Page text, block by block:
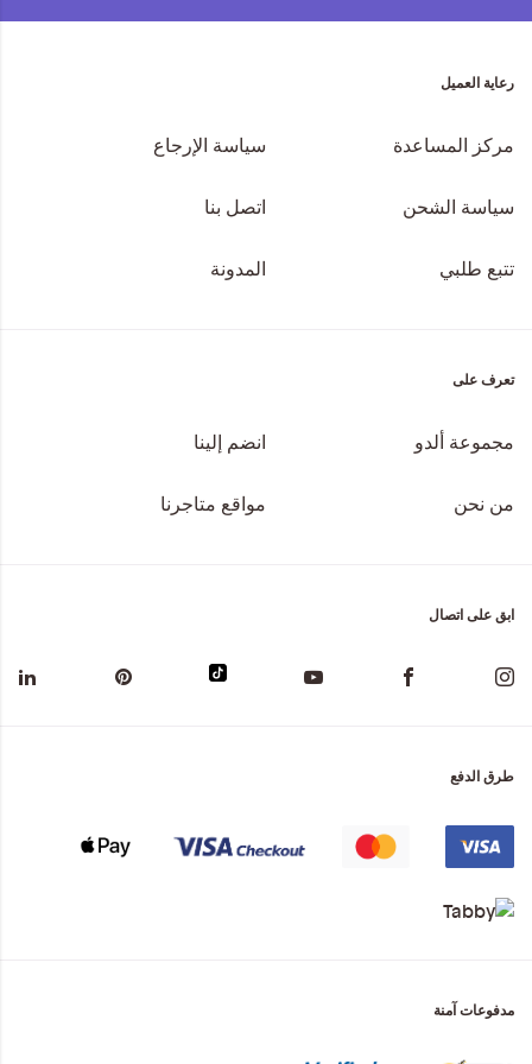
رعاية العميل
مركز المساعدة سياسة الإرجاع
سياسة الشحن اتصل بنا
تتبع طلبي المدونة
تعرف على
مجموعة ألدو انضم إلينا
من نحن مواقع متاجرنا
ابق على اتصال
طرق الدفع
مدفوعات آمنة